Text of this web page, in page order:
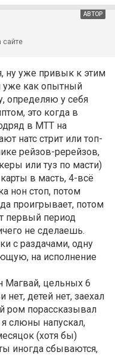
АВТОР
сайте
ну уже привык к этим
уже как опытный
определяю у себя
это когда в
в МТТ на
натс стрит или топ-
рейзов-ререйзов,
или туз по масти)
в масть, 4-всё
нон стоп, потом
проигрывает, потом
первый период
не сделаешь.
с раздачами, одну
на исполнение
Магвай, цельных 6
нет, детей нет, заехал
ром порассказывал
слюны напускал,
(хотя бы)
иногда сбываются,